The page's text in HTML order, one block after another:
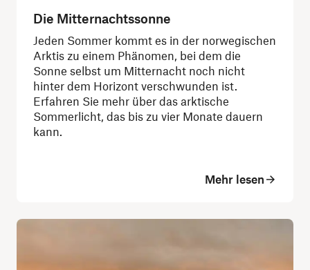
Die Mitternachtssonne
Jeden Sommer kommt es in der norwegischen
Arktis zu einem Phänomen, bei dem die
Sonne selbst um Mitternacht noch nicht
hinter dem Horizont verschwunden ist.
Erfahren Sie mehr über das arktische
Sommerlicht, das bis zu vier Monate dauern
kann.
Mehr lesen